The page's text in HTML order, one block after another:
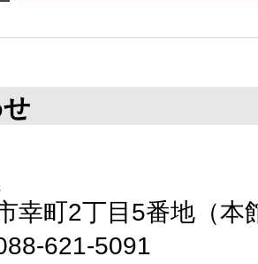
幸町2丁目5番地（本
621-5091